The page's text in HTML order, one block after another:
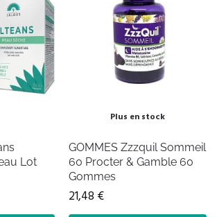
Lot
Plus en stock
GOMMES Zzzquil Sommeil
60 Procter & Gamble 60
Gommes
21,48 €